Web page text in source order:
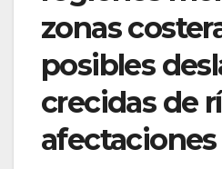
zonas
posibles
crecidas de